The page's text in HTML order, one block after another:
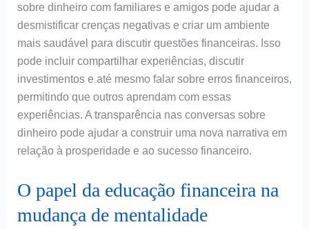
sobre dinheiro com familiares e amigos pode ajudar a
desmistificar crenças negativas e criar um ambiente
mais saudável para discutir questões financeiras. Isso
pode incluir compartilhar experiências, discutir
investimentos e até mesmo falar sobre erros financeiros,
permitindo que outros aprendam com essas
experiências. A transparência nas conversas sobre
dinheiro pode ajudar a construir uma nova narrativa em
relação à prosperidade e ao sucesso financeiro.
O papel da educação financeira na
mudança de mentalidade